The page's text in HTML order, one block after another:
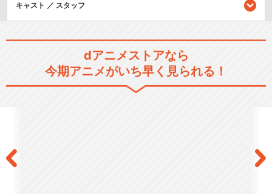
ARIA The ANIMATION
キャスト ／ スタッフ
dアニメストアなら
今期アニメがいち早く見られる！